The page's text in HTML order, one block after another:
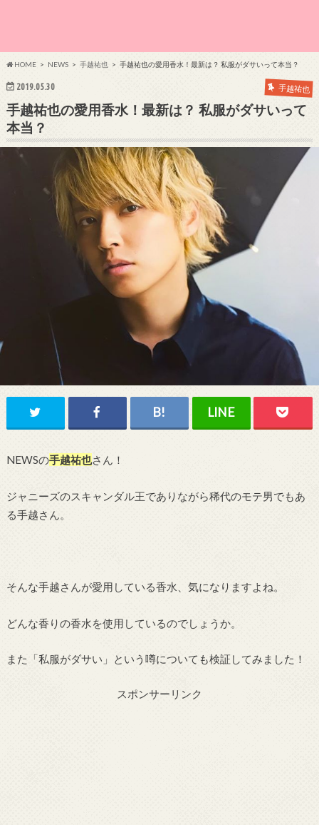
HOME NEWS 手越祐也 手越祐也の愛用香水！最新は？ 私服がダサいって本当？
2019.05.30 手越祐也
手越祐也の愛用香水！最新は？ 私服がダサいって
本当？
NEWSの手越祐也さん！
ジャニーズのスキャンダル王でありながら稀代のモテ男でもあ
る手越さん。
そんな手越さんが愛用している香水、気になりますよね。
どんな香りの香水を使用しているのでしょうか。
また「私服がダサい」という噂についても検証してみました！
スポンサーリンク